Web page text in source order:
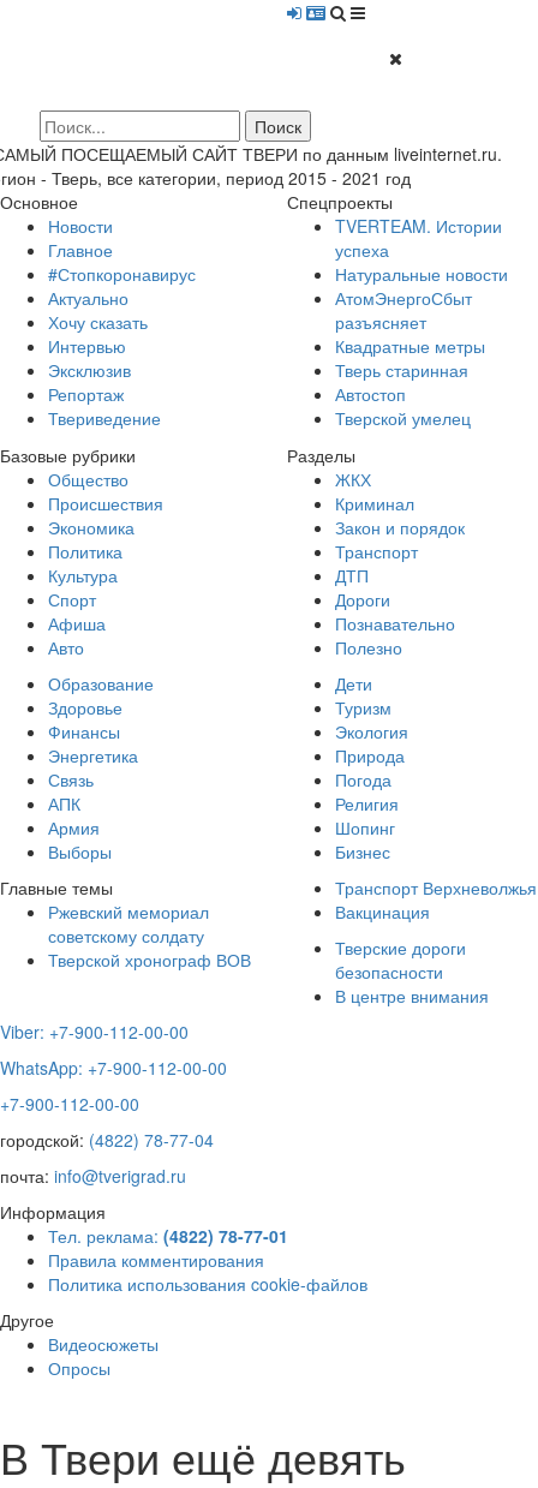
ПОСЕЩАЕМЫЙ САЙТ ТВЕРИ по данным liveinternet.ru.
- Тверь, все категории, период 2015 - 2021 год
Основное
Новости
Главное
#Стопкоронавирус
Актуально
Хочу сказать
Интервью
Эксклюзив
Репортаж
Твериведение
Спецпроекты
TVERTEAM. Истории
успеха
Натуральные новости
АтомЭнергоСбыт
разъясняет
Квадратные метры
Тверь старинная
Автостоп
Тверской умелец
Базовые рубрики
Общество
Происшествия
Экономика
Политика
Культура
Спорт
Афиша
Авто
Разделы
ЖКХ
Криминал
Закон и порядок
Транспорт
ДТП
Дороги
Познавательно
Полезно
Образование
Здоровье
Финансы
Энергетика
Связь
АПК
Армия
Выборы
Дети
Туризм
Экология
Природа
Погода
Религия
Шопинг
Бизнес
Главные темы
Ржевский мемориал
советскому солдату
Тверской хронограф ВОВ
Транспорт Верхневолжья
Вакцинация
Тверские дороги
безопасности
В центре внимания
Viber: +7-900-112-00-00
WhatsApp: +7-900-112-00-00
+7-900-112-00-00
городской: (4822) 78-77-04
почта: info@tverigrad.ru
Информация
Тел. реклама: (4822) 78-77-01
Правила комментирования
Политика использования cookie-файлов
Другое
Видеосюжеты
Опросы
В Твери ещё девять